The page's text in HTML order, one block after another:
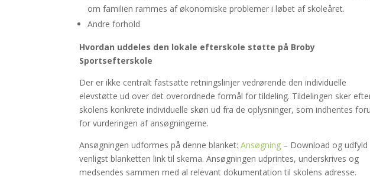
om familien rammes af økonomiske problemer i løbet af skoleåret.
Andre forhold
Hvordan uddeles den lokale efterskole støtte på Broby
Sportsefterskole
Der er ikke centralt fastsatte retningslinjer vedrørende den individuelle
elevstøtte ud over det overordnede formål for tildeling. Tildelingen sker
skolens konkrete individuelle skøn ud fra de oplysninger, som indhentes
for vurderingen af ansøgningerne.
Ansøgningen udformes på denne blanket: Ansøgning – Download og udfyld
venligst blanketten link til skema. Ansøgningen udprintes, underskrives og
medsendes sammen med al relevant dokumentation til skolens adresse.